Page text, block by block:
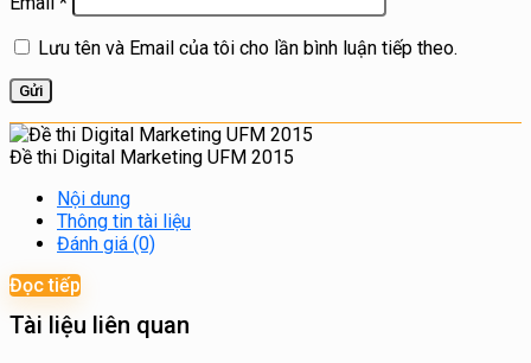
Lưu tên và Email của tôi cho lần bình luận tiếp theo.
Đề thi Digital Marketing UFM 2015
Nội dung
Thông tin tài liệu
Đánh giá (0)
Đọc tiếp
Tài liệu liên quan